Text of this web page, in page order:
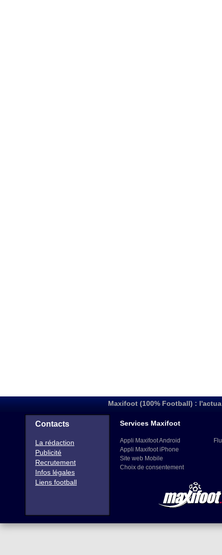
Maxifoot (100% Football) :
Contacts
La rédaction
Publicité
Recrutement
Infos légales
Liens football
Services Maxifoot
Appli Maxifoot Android
Appli Maxifoot iPhone
Site web Mobile
Choix de consentement